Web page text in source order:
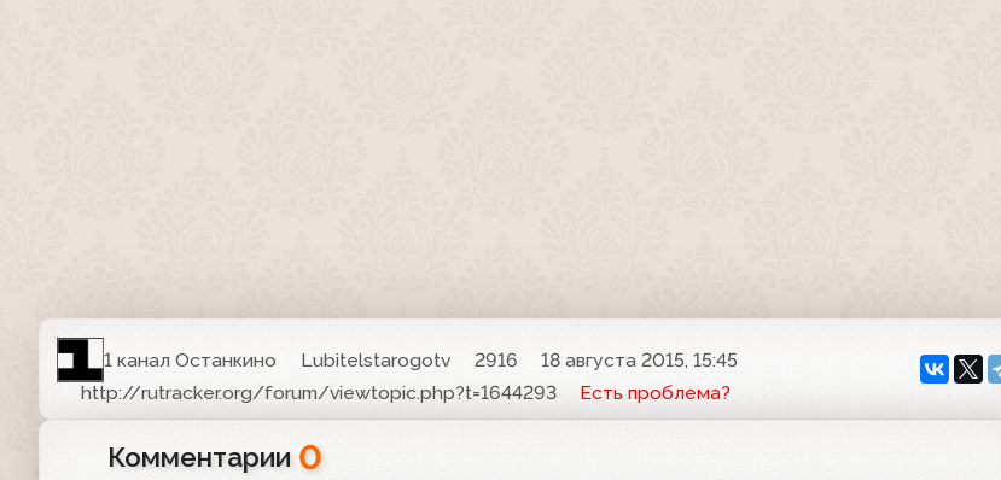
1 канал Останкино Lubitelstarogotv 2916
18 августа 2015, 15:45
http://rutracker.org/forum/viewtopic.php?t=1644293
Есть проблема?
Комментарии 0